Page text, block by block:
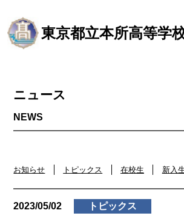
東京都立本所高等学
ニュース
お知らせ トピックス 在校生 新入
2023/05/02 トピックス